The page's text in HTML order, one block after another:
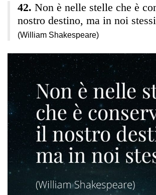
Non è nelle stelle che è
nostro destino, ma in noi
(William Shakespeare)